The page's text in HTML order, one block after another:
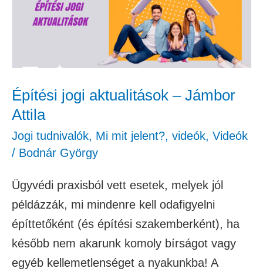
Építési jogi aktualitások – Jámbor
Attila
Jogi tudnivalók, Mi mit jelent?, videók, Videók
/ Bodnár György
Ügyvédi praxisból vett esetek, melyek jól
példázzák, mi mindenre kell odafigyelni
építtetőként (és építési szakemberként), ha
később nem akarunk komoly bírságot vagy
egyéb kellemetlenséget a nyakunkba! A
Jámbor